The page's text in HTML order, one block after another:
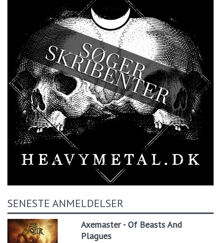
SENESTE ANMELDELSER
Axemaster - Of Beasts And
Plagues